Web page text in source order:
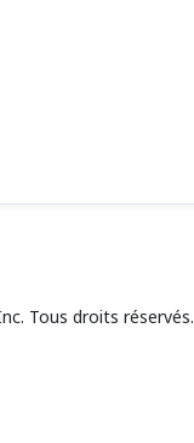
Tous droits réservés.